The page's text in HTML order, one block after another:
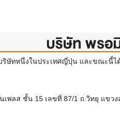
บริษัท พรอ
ทหนึ่งในประเทศญี่ปุ่น และขณะนี้ไ
พลส ชั้น 15 เลขที่ 87/1 ถ.วิทยุ แขว